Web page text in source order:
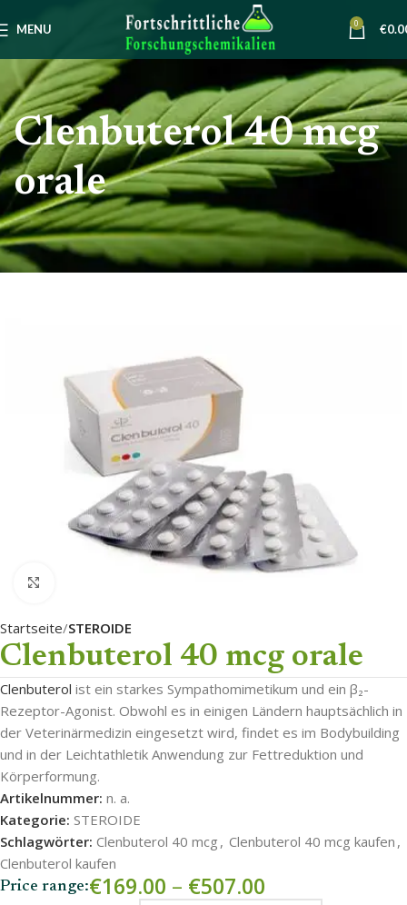
MENU 0 €
Clenbuterol 40 mcg
orale
Startseite STEROIDE
Clenbuterol 40 mcg orale
Clenbuterol ist ein starkes Sympathomimetikum und ein β₂-
Rezeptor-Agonist. Obwohl es in einigen Ländern hauptsächlich in
der Veterinärmedizin eingesetzt wird, findet es im Bodybuilding
und in der Leichtathletik Anwendung zur Fettreduktion und
Körperformung.
Artikelnummer: n. a.
Kategorie: STEROIDE
Schlagwörter: Clenbuterol 40 mcg , Clenbuterol 40 mcg kaufen ,
Clenbuterol kaufen
Price range:€169.00 – €507.00